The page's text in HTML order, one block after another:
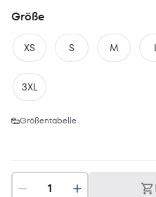
Größe
XS S M
3XL
Größentabelle